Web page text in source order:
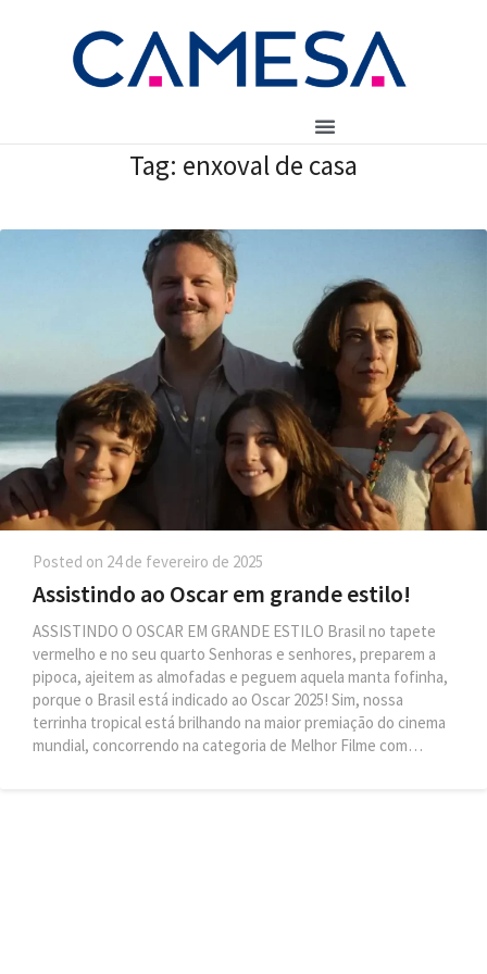
Tag: enxoval de casa
Posted on 24 de fevereiro de 2025
Assistindo ao Oscar em grande estilo!
ASSISTINDO O OSCAR EM GRANDE ESTILO Brasil no tapete
vermelho e no seu quarto Senhoras e senhores, preparem a
pipoca, ajeitem as almofadas e peguem aquela manta fofinha,
porque o Brasil está indicado ao Oscar 2025! Sim, nossa
terrinha tropical está brilhando na maior premiação do cinema
mundial, concorrendo na categoria de Melhor Filme com…